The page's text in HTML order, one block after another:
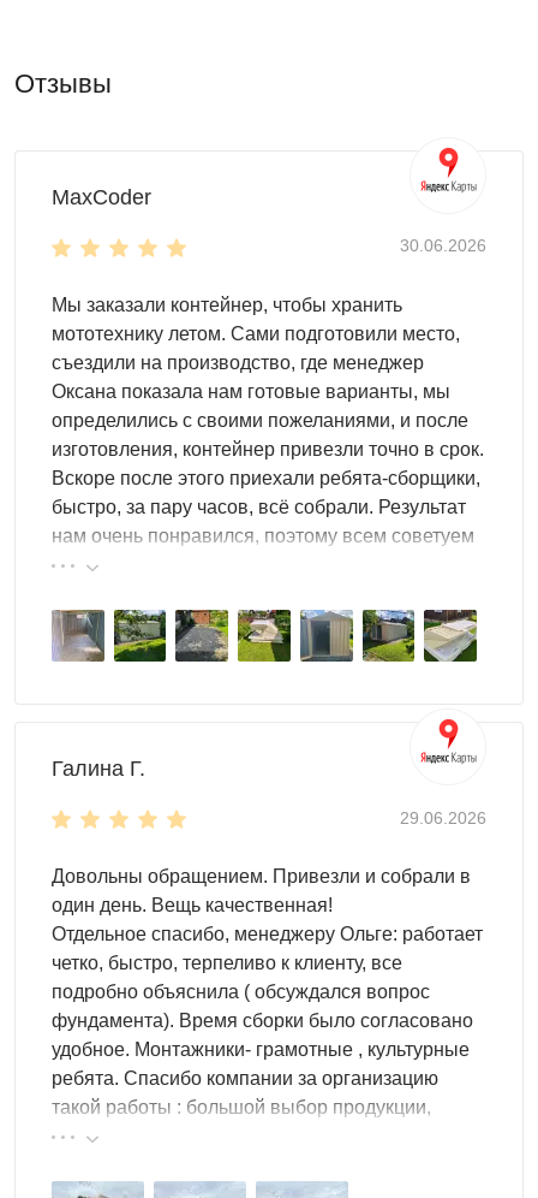
толщиной
одно или несколько окон. Стандартные размеры 68х57 и
38х57 м, нестандартные по запросу.
Высота двускатной крыши
высота у основания крыши - 2,06 м
Для монтажа контейнеров SKOGGY не требуется
подготовка фундамента, достаточно установить
фундаментные блоки. Ниже представлена схема
расстановки:
Отзывы
MaxCoder
30.06.2026
Мы заказали контейнер, чтобы хранить
мототехнику летом. Сами подготовили место,
съездили на производство, где менеджер
Оксана показала нам готовые варианты, мы
определились с своими пожеланиями, и после
изготовления, контейнер привезли точно в срок.
Вскоре после этого приехали ребята-сборщики,
быстро, за пару часов, всё собрали. Результат
нам очень понравился, поэтому всем советуем
эту фирму.
Галина Г.
29.06.2026
Довольны обращением. Привезли и собрали в
один день. Вещь качественная!
Отдельное спасибо, менеджеру Ольге: работает
четко, быстро, терпеливо к клиенту, все
подробно объяснила ( обсуждался вопрос
фундамента). Время сборки было согласовано
удобное. Монтажники- грамотные , культурные
ребята. Спасибо компании за организацию
такой работы : большой выбор продукции,
реальные цены.